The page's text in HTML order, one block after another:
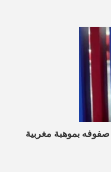
بموهبة مغربية